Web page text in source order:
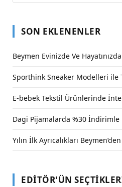
SON EKLENENLER
Beymen Evinizde Ve
Sporthink Sneaker Modelleri ile
E-bebek Tekstil Ürünlerinde
Dagi Pijamalarda %30 İndirimle
Yılın İlk Ayrıcalıkları Beymen’den
EDITÖR'ÜN